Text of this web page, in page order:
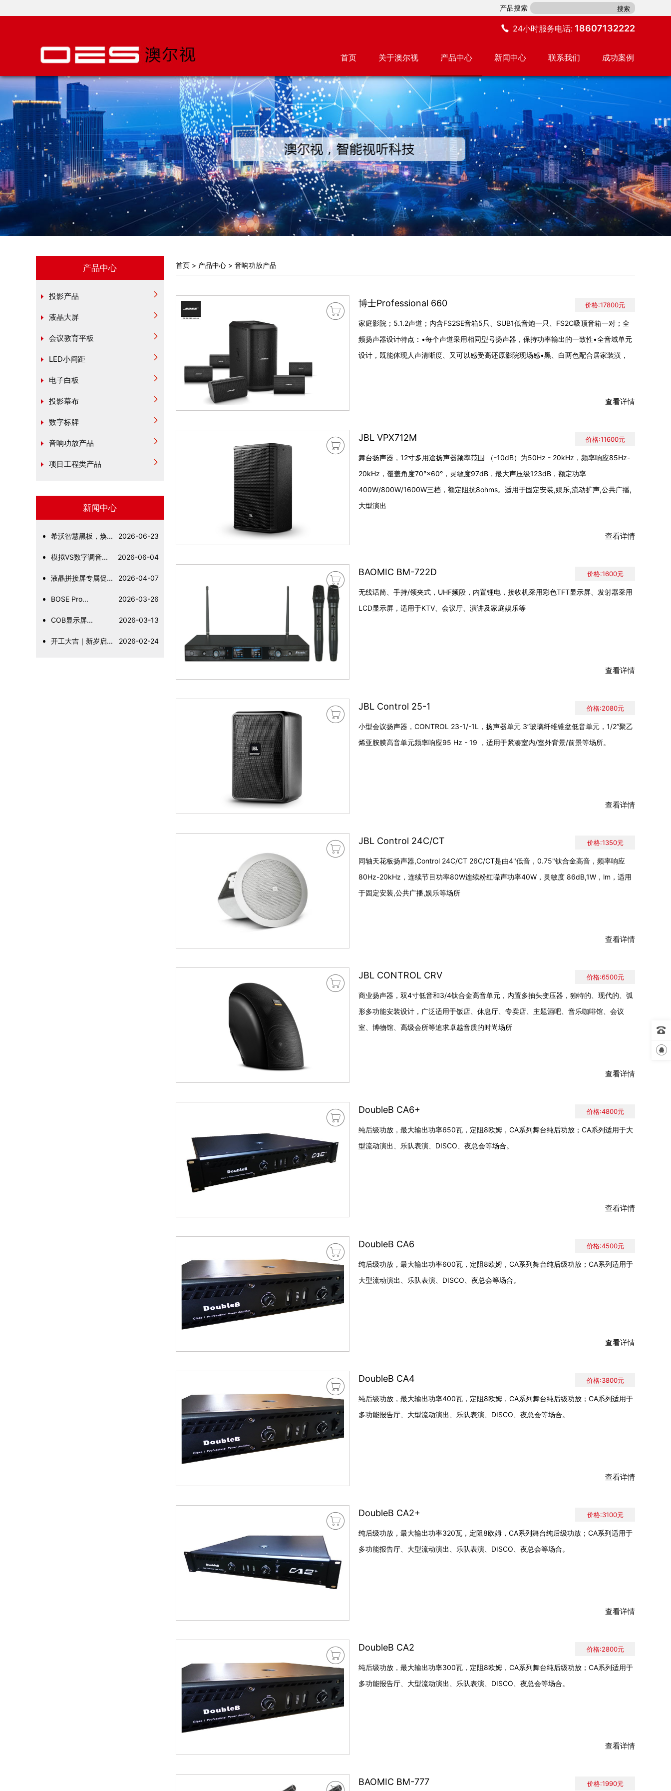
产品搜索
24小时服务电话: 18607132222
首页 关于澳尔视 产品中心 新闻中心 联系我们 成功案例
产品中心
投影产品
液晶大屏
会议教育平板
LED小间距
电子白板
投影幕布
数字标牌
音响功放产品
项目工程类产品
新闻中心
希沃智慧黑板，焕... 2026-06-23
模拟VS数字调音... 2026-06-04
液晶拼接屏专属促... 2026-04-07
BOSE Pro... 2026-03-26
COB显示屏... 2026-03-13
开工大吉｜新岁启... 2026-02-24
首页 > 产品中心 > 音响功放产品
 博士Professional 660
家庭影院；5.1.2声道；内含FS2SE音箱5只、SUB1低音炮一只、FS2C吸顶音箱一对；全
频扬声器设计特点：•每个声道采用相同型号扬声器，保持功率输出的一致性•全音域单元
设计，既能体现人声清晰度、又可以感受高还原影院现场感•黑、白两色配合居家装潢，
价格:17800元
查看详情
 JBL VPX712M
舞台扬声器，12寸多用途扬声器频率范围 （-10dB）为50Hz - 20kHz，频率响应85Hz-
20kHz，覆盖角度70°×60°，灵敏度97dB，最大声压级123dB，额定功率
400W/800W/1600W三档，额定阻抗8ohms。适用于固定安装,娱乐,流动扩声,公共广播,
大型演出
价格:11600元
查看详情
 BAOMIC BM-722D
无线话筒、手持/领夹式，UHF频段，内置锂电，接收机采用彩色TFT显示屏、发射器采用
LCD显示屏，适用于KTV、会议厅、演讲及家庭娱乐等
价格:1600元
查看详情
 JBL Control 25-1
小型会议扬声器，CONTROL 23-1/-1L，扬声器单元 3”玻璃纤维锥盆低音单元，1/2”聚乙
烯亚胺膜高音单元频率响应95 Hz - 19 ，适用于紧凑室内/室外背景/前景等场所。
价格:2080元
查看详情
 JBL Control 24C/CT
同轴天花板扬声器,Control 24C/CT 26C/CT是由4"低音，0.75"钛合金高音，频率响应
80Hz-20kHz，连续节目功率80W连续粉红噪声功率40W，灵敏度 86dB,1W，lm，适用
于固定安装,公共广播,娱乐等场所
价格:1350元
查看详情
 JBL CONTROL CRV
商业扬声器，双4寸低音和3/4钛合金高音单元，内置多抽头变压器，独特的、现代的、弧
形多功能安装设计，广泛适用于饭店、休息厅、专卖店、主题酒吧、音乐咖啡馆、会议
室、博物馆、高级会所等追求卓越音质的时尚场所
价格:6500元
查看详情
 DoubleB CA6+
纯后级功放，最大输出功率650瓦，定阻8欧姆，CA系列舞台纯后功放；CA系列适用于大
型流动演出、乐队表演、DISCO、夜总会等场合。
价格:4800元
查看详情
 DoubleB CA6
纯后级功放，最大输出功率600瓦，定阻8欧姆，CA系列舞台纯后级功放；CA系列适用于
大型流动演出、乐队表演、DISCO、夜总会等场合。
价格:4500元
查看详情
 DoubleB CA4
纯后级功放，最大输出功率400瓦，定阻8欧姆，CA系列舞台纯后级功放；CA系列适用于
多功能报告厅、大型流动演出、乐队表演、DISCO、夜总会等场合。
价格:3800元
查看详情
 DoubleB CA2+
纯后级功放，最大输出功率320瓦，定阻8欧姆，CA系列舞台纯后级功放；CA系列适用于
多功能报告厅、大型流动演出、乐队表演、DISCO、夜总会等场合。
价格:3100元
查看详情
 DoubleB CA2
纯后级功放，最大输出功率300瓦，定阻8欧姆，CA系列舞台纯后级功放；CA系列适用于
多功能报告厅、大型流动演出、乐队表演、DISCO、夜总会等场合。
价格:2800元
查看详情
BAOMIC BM-777 价格:1990元

